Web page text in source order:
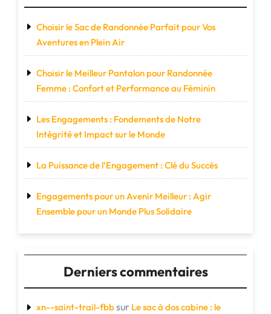
Choisir le Sac de Randonnée Parfait pour Vos
Aventures en Plein Air
Choisir le Meilleur Pantalon pour Randonnée
Femme : Confort et Performance au Féminin
Les Engagements : Fondements de Notre
Intégrité et Impact sur le Monde
La Puissance de l’Engagement : Clé du Succès
Engagements pour un Avenir Meilleur : Agir
Ensemble pour un Monde Plus Solidaire
Derniers commentaires
xn--saint-trail-fbbsur Le sac à dos cabine : le